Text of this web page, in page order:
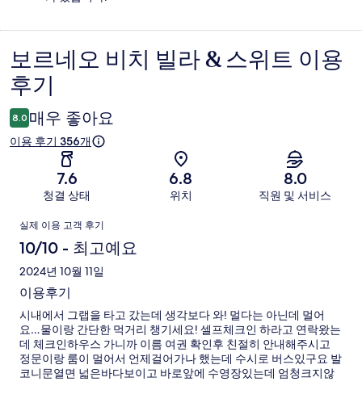
이
용
후
기
보르네오 비치 빌라 & 스위트 이용
후기
8.0 매우 좋아요
이용 후기 356개
7.6
청결 상태
6.8
위치
8.0
직원 및 서비스
이
용
후
기
실제 이용 고객 후기
10/10 - 최고예요
2024년 10월 11일
이용후기
시내에서 그랩을 타고 갔는데 생각보다 와! 멀다는 아닌데 멀어
요…물이랑 간단한 먹거리 챙기세요! 셀프체크인 하라고 연락왔는
데 체크인하우스 가니까 이름 여권 확인후 친절히 안내해주시고
정문이랑 룸이 멀어서 언제걸어가나 했는데 수시로 버스있구요 발
코니문열면 넓은바다보이고 바로앞에 수영장있는데 엄청크지않